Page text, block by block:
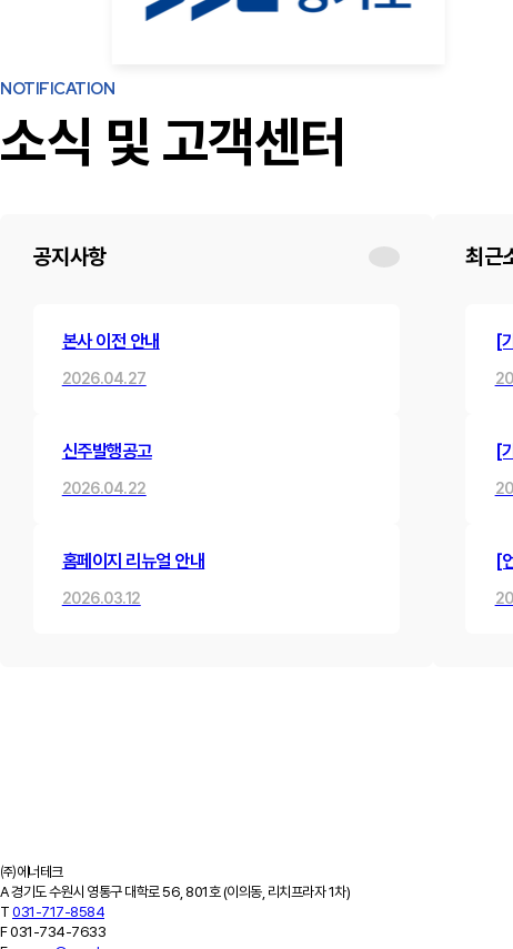
NOTIFICATION
소식 및 고객센터
공지사항
본사 이전 안내
2026.04.27
신주발행공고
2026.04.22
홈페이지 리뉴얼 안내
2026.03.12
최근
[
[
[
㈜에너테크
A경기도 수원시 영통구 대학로 56, 801호 (이의동, 리치프라자 1차)
T 031-717-8584
F031-734-7633